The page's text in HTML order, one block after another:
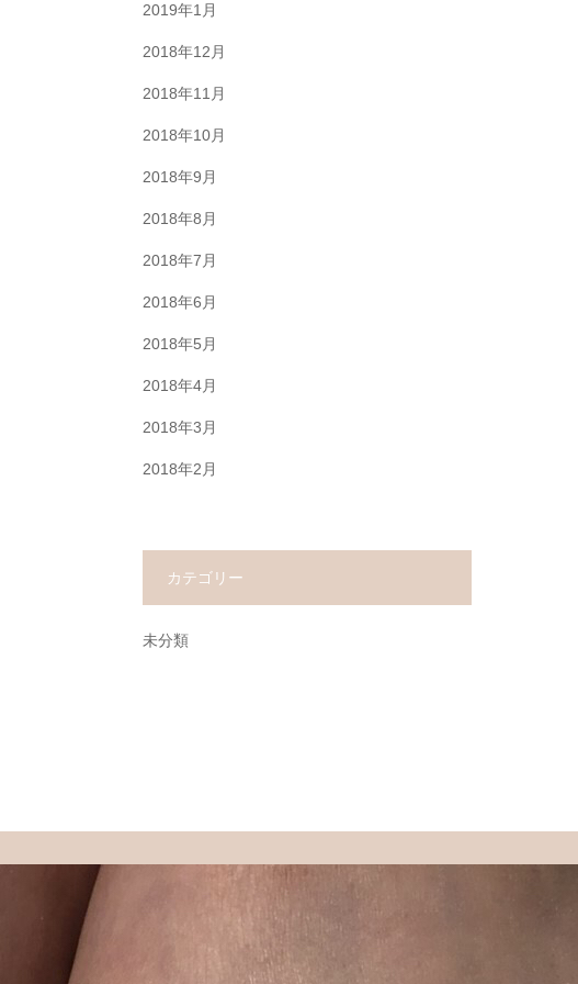
2019年1月
2018年12月
2018年11月
2018年10月
2018年9月
2018年8月
2018年7月
2018年6月
2018年5月
2018年4月
2018年3月
2018年2月
カテゴリー
未分類